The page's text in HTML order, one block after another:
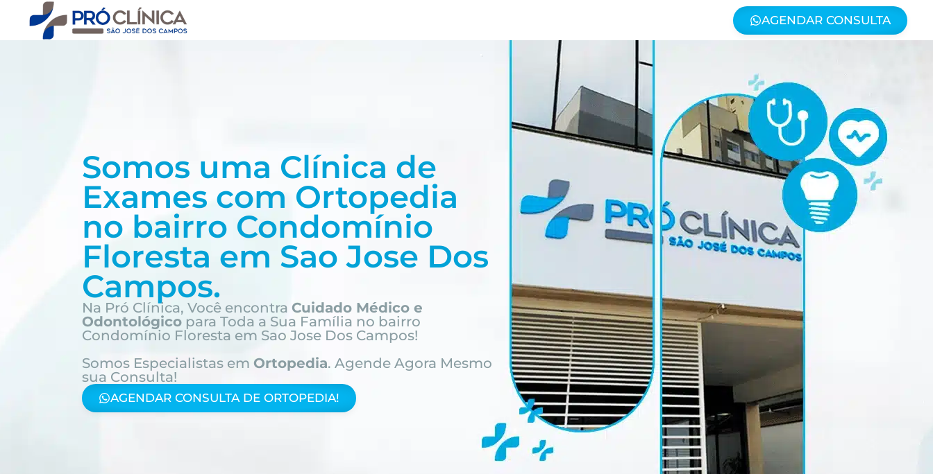
AGENDAR CONSULTA
Somos uma Clínica de
Exames com Ortopedia
no bairro Condomínio
Floresta em Sao Jose Dos
Campos.
Na Pró Clínica, Você encontra Cuidado Médico e
Odontológico para Toda a Sua Família no bairro
Condomínio Floresta em Sao Jose Dos Campos!
Somos Especialistas em Ortopedia. Agende Agora Mesmo
sua Consulta!
AGENDAR CONSULTA DE ORTOPEDIA!